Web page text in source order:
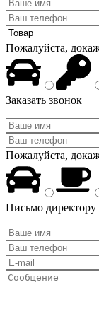
Пожалуйста,
Заказать звонок
Пожалуйста,
Письмо директору